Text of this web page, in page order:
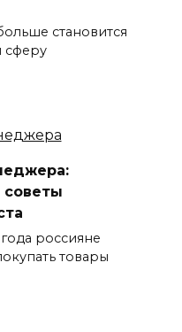
становится
сферу
россияне
товары